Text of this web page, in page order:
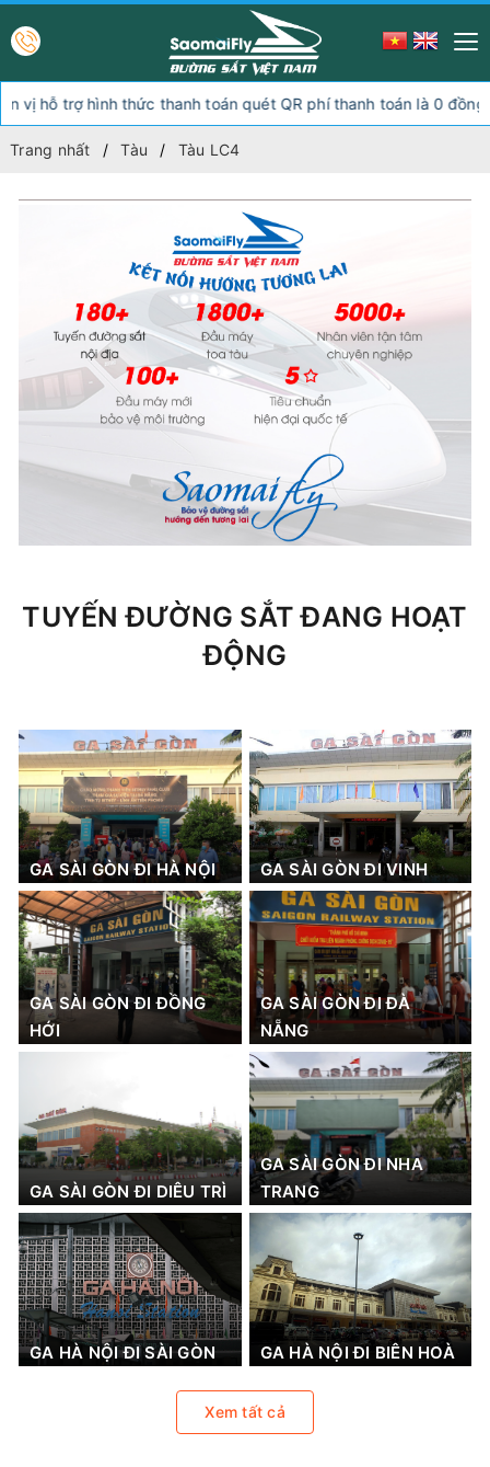
trợ hình thức thanh toán quét QR phí thanh toán là 0 đồng,
Trang nhất Tàu Tàu LC4
TUYẾN ĐƯỜNG SẮT ĐANG HOẠT
ĐỘNG
GA SÀI GÒN ĐI HÀ NỘI GA SÀI GÒN ĐI VINH
GA SÀI GÒN ĐI ĐỒNG
HỚI
GA SÀI GÒN ĐI ĐÀ
NẴNG
GA SÀI GÒN ĐI DIÊU TRÌ
GA SÀI GÒN ĐI NHA
TRANG
GA HÀ NỘI ĐI SÀI GÒN GA HÀ NỘI ĐI BIÊN HOÀ
Xem tất cả